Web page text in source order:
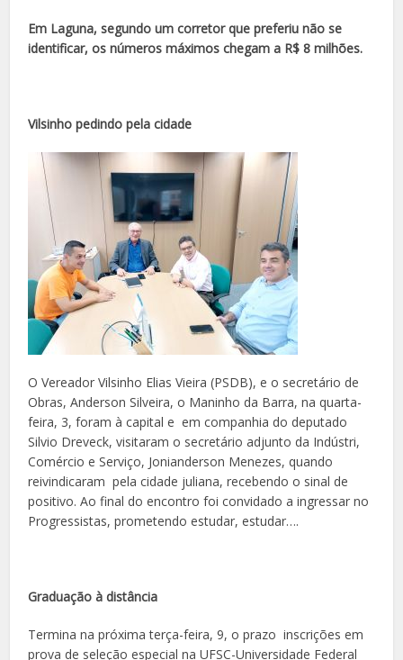
Em Laguna, segundo um corretor que preferiu não se
identificar, os números máximos chegam a R$ 8 milhões.
Vilsinho pedindo pela cidade
O Vereador Vilsinho Elias Vieira (PSDB), e o secretário de
Obras, Anderson Silveira, o Maninho da Barra, na quarta-
feira, 3, foram à capital e em companhia do deputado
Silvio Dreveck, visitaram o secretário adjunto da Indústri,
Comércio e Serviço, Jonianderson Menezes, quando
reivindicaram pela cidade juliana, recebendo o sinal de
positivo. Ao final do encontro foi convidado a ingressar no
Progressistas, prometendo estudar, estudar….
Graduação à distância
Termina na próxima terça-feira, 9, o prazo inscrições em
prova de seleção especial na UFSC-Universidade Federal